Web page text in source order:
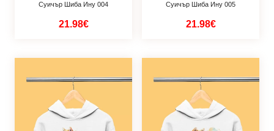
Суичър Шиба Ину 004
21.98€
Суичър Шиба Ину 005
21.98€